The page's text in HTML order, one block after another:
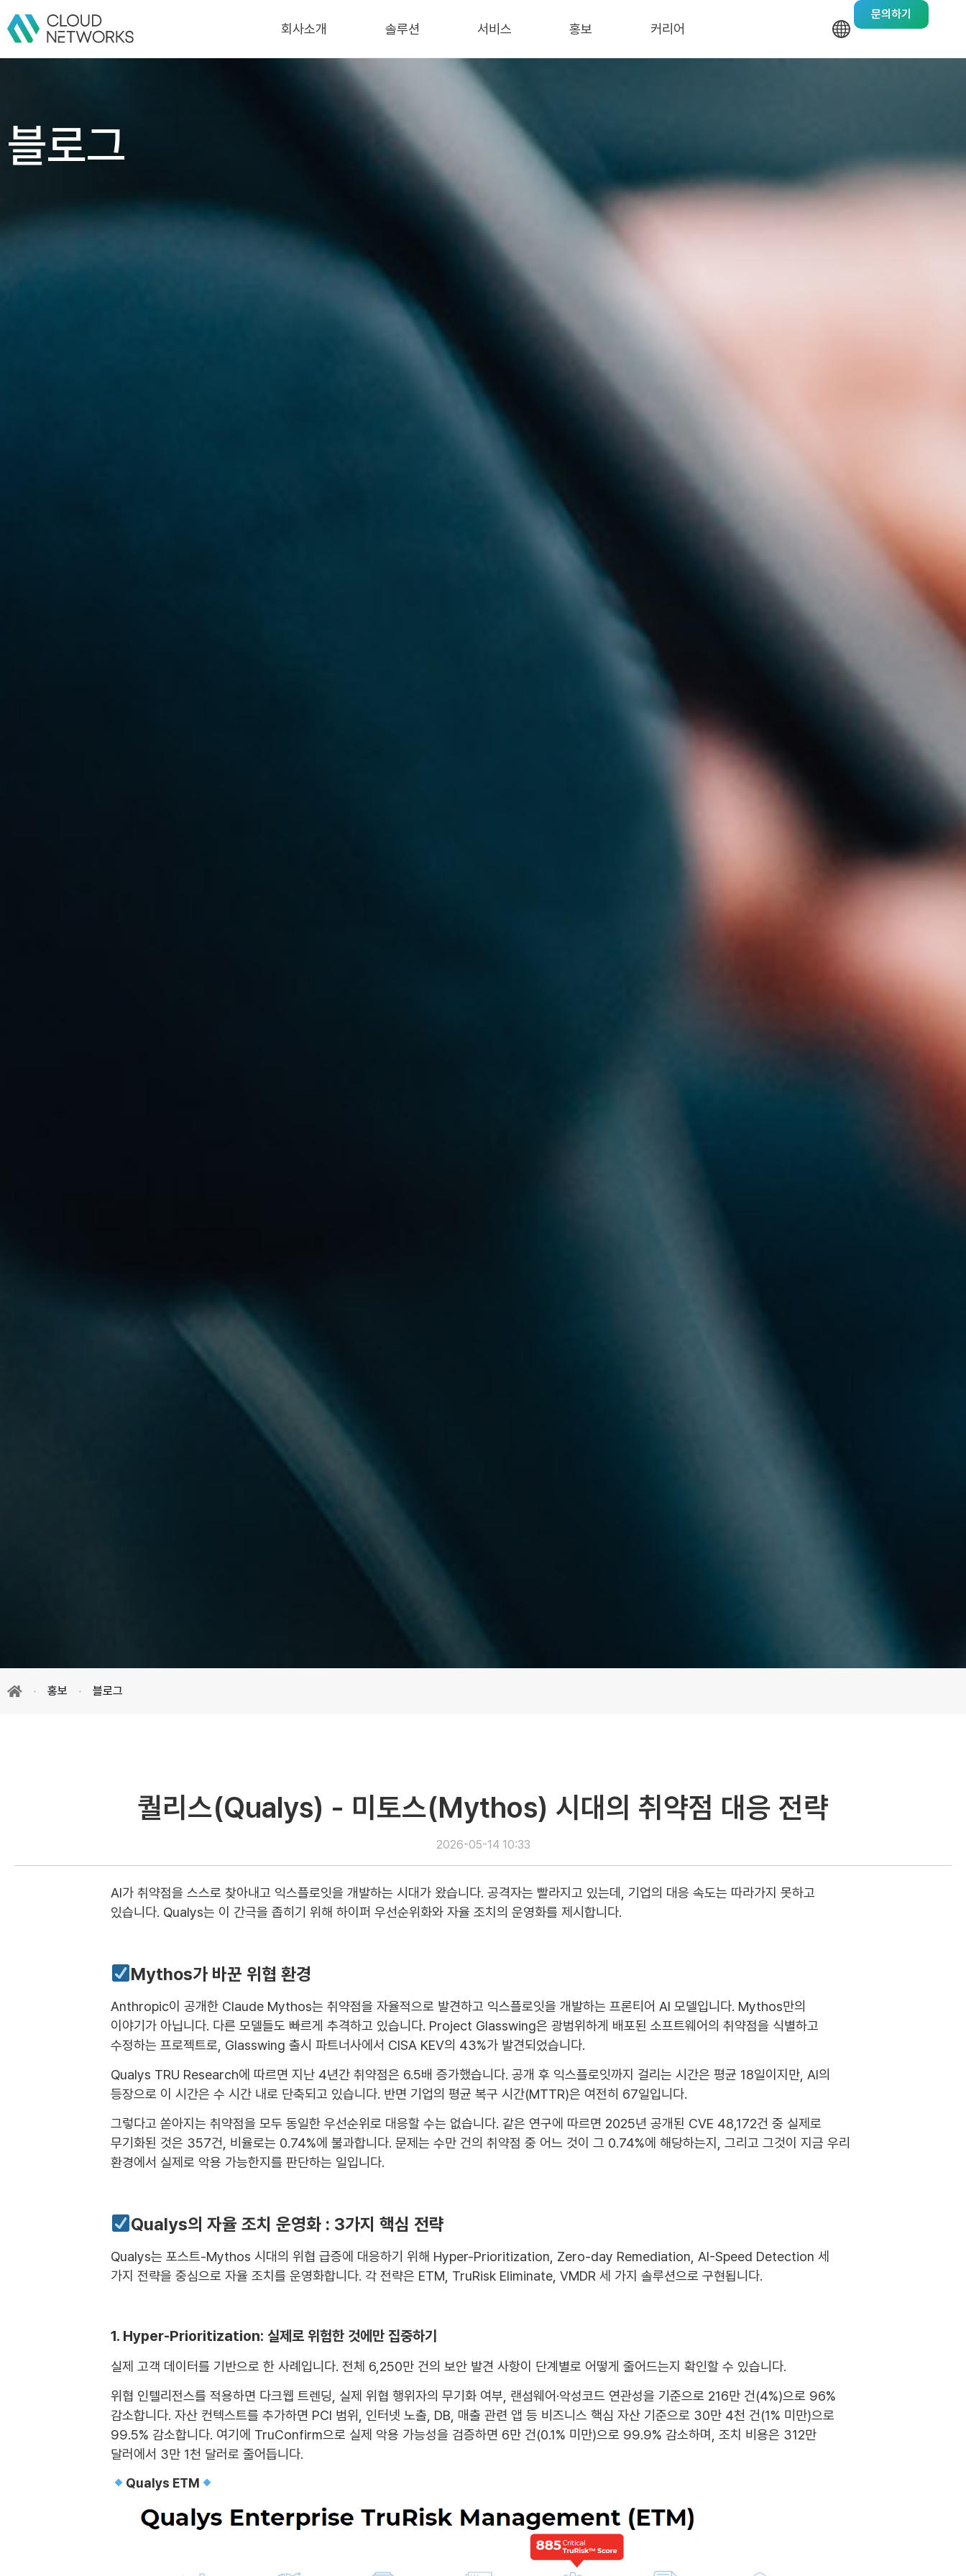
회사소개 솔루션
데이터
인프라
서비스
AWS Cloud
IT 컨설팅
서비스
홍보 커리어
문의하기
블로그
홍보 블로그
퀄리스(Qualys) - 미토스(Mythos) 시대의 취약점 대응 전략
2026-05-14 10:33
AI가 취약점을 스스로 찾아내고 익스플로잇을 개발하는 시대가 왔습니다. 공격자는 빨라지고 있는데, 기업의 대응 속도는 따라가지 못하고
있습니다. Qualys는 이 간극을 좁히기 위해 하이퍼 우선순위화와 자율 조치의 운영화를 제시합니다.
Mythos가 바꾼 위협 환경
Anthropic이 공개한 Claude Mythos는 취약점을 자율적으로 발견하고 익스플로잇을 개발하는 프론티어 AI 모델입니다. Mythos만의
이야기가 아닙니다. 다른 모델들도 빠르게 추격하고 있습니다. Project Glasswing은 광범위하게 배포된 소프트웨어의 취약점을 식별하고
수정하는 프로젝트로, Glasswing 출시 파트너사에서 CISA KEV의 43%가 발견되었습니다.
Qualys TRU Research에 따르면 지난 4년간 취약점은 6.5배 증가했습니다. 공개 후 익스플로잇까지 걸리는 시간은 평균 18일이지만, AI의
등장으로 이 시간은 수 시간 내로 단축되고 있습니다. 반면 기업의 평균 복구 시간(MTTR)은 여전히 67일입니다.
그렇다고 쏟아지는 취약점을 모두 동일한 우선순위로 대응할 수는 없습니다. 같은 연구에 따르면 2025년 공개된 CVE 48,172건 중 실제로
무기화된 것은 357건, 비율로는 0.74%에 불과합니다. 문제는 수만 건의 취약점 중 어느 것이 그 0.74%에 해당하는지, 그리고 그것이 지금 우리
환경에서 실제로 악용 가능한지를 판단하는 일입니다.
Qualys의 자율 조치 운영화 : 3가지 핵심 전략
Qualys는 포스트-Mythos 시대의 위협 급증에 대응하기 위해 Hyper-Prioritization, Zero-day Remediation, AI-Speed Detection 세
가지 전략을 중심으로 자율 조치를 운영화합니다. 각 전략은 ETM, TruRisk Eliminate, VMDR 세 가지 솔루션으로 구현됩니다.
1. Hyper-Prioritization: 실제로 위험한 것에만 집중하기
실제 고객 데이터를 기반으로 한 사례입니다. 전체 6,250만 건의 보안 발견 사항이 단계별로 어떻게 줄어드는지 확인할 수 있습니다.
위협 인텔리전스를 적용하면 다크웹 트렌딩, 실제 위협 행위자의 무기화 여부, 랜섬웨어·악성코드 연관성을 기준으로 216만 건(4%)으로 96%
감소합니다. 자산 컨텍스트를 추가하면 PCI 범위, 인터넷 노출, DB, 매출 관련 앱 등 비즈니스 핵심 자산 기준으로 30만 4천 건(1% 미만)으로
99.5% 감소합니다. 여기에 TruConfirm으로 실제 악용 가능성을 검증하면 6만 건(0.1% 미만)으로 99.9% 감소하며, 조치 비용은 312만
달러에서 3만 1천 달러로 줄어듭니다.
Qualys ETM